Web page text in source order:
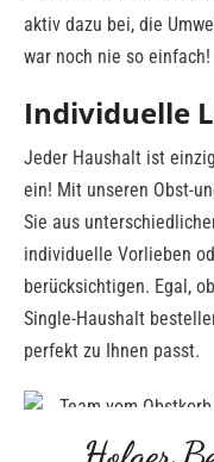
aktiv dazu bei, die
war noch nie so einfach!
Individuelle
Jeder Haushalt ist
ein! Mit unseren Obst-
Sie aus
individuelle Vorlieben
berücksichtigen. Egal,
Single-Haushalt
perfekt zu Ihnen passt.